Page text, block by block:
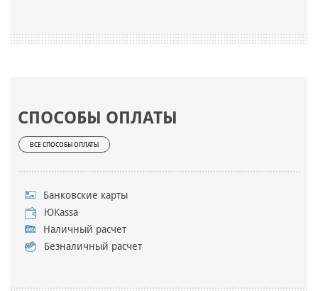
СПОСОБЫ ОПЛАТЫ
ВСЕ СПОСОБЫ ОПЛАТЫ
Банковские карты
ЮKassa
Наличный расчет
Безналичный расчет